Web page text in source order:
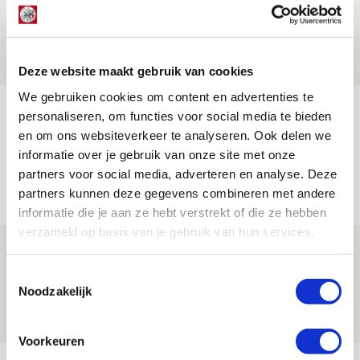
Deze website maakt gebruik van cookies
We gebruiken cookies om content en advertenties te
personaliseren, om functies voor social media te bieden
en om ons websiteverkeer te analyseren. Ook delen we
informatie over je gebruik van onze site met onze
partners voor social media, adverteren en analyse. Deze
partners kunnen deze gegevens combineren met andere
informatie die je aan ze hebt verstrekt of die ze hebben
verzameld op basis van je gebruik van hun services.
Noodzakelijk
Voorkeuren
mijn hoofd spoken’
Míchel geeft blessure-update en
spreekt over Godts, Baas en
aanwinsten
07 AUGUSTUS 2026 - 14:13
NIEUWS
Volop enthousiasme in fotoverslag van
07 AUGUSTUS 2026 - 09:00